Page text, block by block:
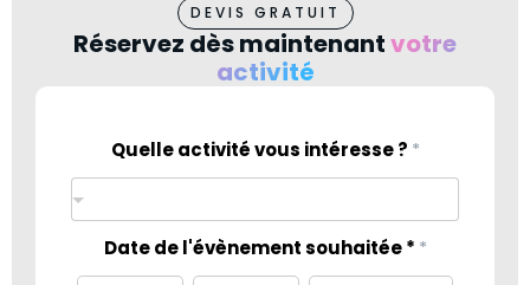
DEVIS GRATUIT
Réservez dès maintenantvotre
activité
Quelle activité vous intéresse ? *
Date de l'évènement souhaitée * *